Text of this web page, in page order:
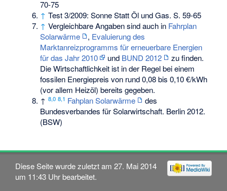
70-75
↑ Test 3/2009: Sonne Statt Öl und Gas. S. 59-65
↑ Vergleichbare Angaben sind auch in Fahrplan
Solarwärme
, Evaluierung des
Marktanreizprogramms für erneuerbare Energien
für das Jahr 2010
und BUND 2012
zu finden.
Die Wirtschaftlichkeit ist in der Regel bei einem
fossilen Energiepreis von rund 0,08 bis 0,10 €/kWh
(vor allem Heizöl) bereits gegeben.
↑8,0 8,1 Fahplan Solarwärme
des
Bundesverbandes für Solarwirtschaft. Berlin 2012.
(BSW)
Diese Seite wurde zuletzt am 27. Mai 2014
um 11:43 Uhr bearbeitet.